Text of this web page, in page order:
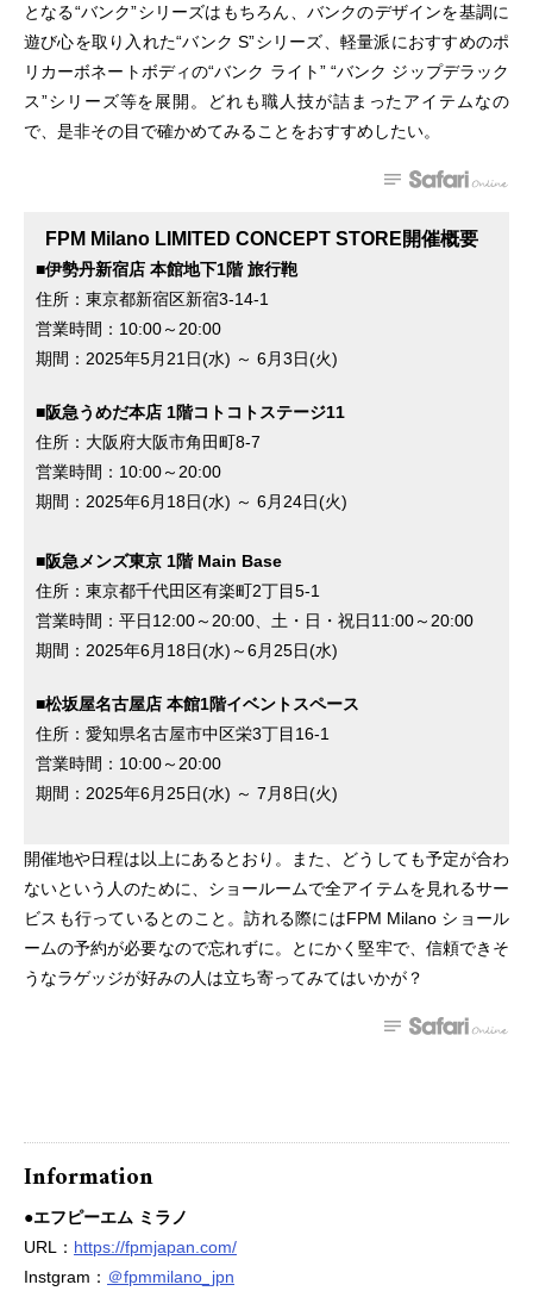
となる“バンク”シリーズはもちろん、バンクのデザインを基調に
遊び心を取り入れた“バンク S”シリーズ、軽量派におすすめのポ
リカーボネートボディの“バンク ライト” “バンク ジップデラック
ス”シリーズ等を展開。どれも職人技が詰まったアイテムなの
で、是非その目で確かめてみることをおすすめしたい。
FPM Milano LIMITED CONCEPT STORE開催概要
■伊勢丹新宿店 本館地下1階 旅行鞄
住所：東京都新宿区新宿3-14-1
営業時間：10:00～20:00
期間：2025年5月21日(水) ～ 6月3日(火)
■阪急うめだ本店 1階コトコトステージ11
住所：大阪府大阪市角田町8-7
営業時間：10:00～20:00
期間：2025年6月18日(水) ～ 6月24日(火)
■阪急メンズ東京 1階 Main Base
住所：東京都千代田区有楽町2丁目5-1
営業時間：平日12:00～20:00、土・日・祝日11:00～20:00
期間：2025年6月18日(水)～6月25日(水)
■松坂屋名古屋店 本館1階イベントスペース
住所：愛知県名古屋市中区栄3丁目16-1
営業時間：10:00～20:00
期間：2025年6月25日(水) ～ 7月8日(火)
開催地や日程は以上にあるとおり。また、どうしても予定が合わ
ないという人のために、ショールームで全アイテムを見れるサー
ビスも行っているとのこと。訪れる際にはFPM Milano ショール
ームの予約が必要なので忘れずに。とにかく堅牢で、信頼できそ
うなラゲッジが好みの人は立ち寄ってみてはいかが？
Information
●エフピーエム ミラノ
URL： https://fpmjapan.com/
Instgram： ＠fpmmilano_jpn